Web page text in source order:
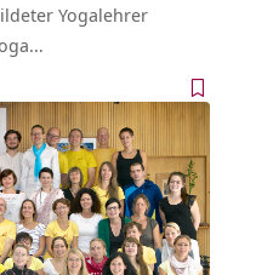
Yogalehrer